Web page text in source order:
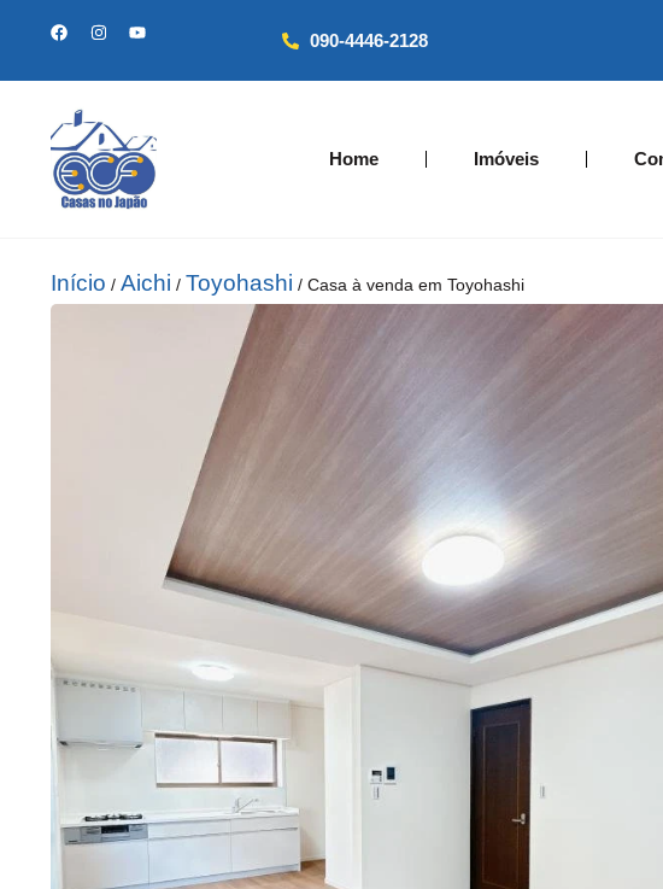
090-4446-2128
Home Imóveis
Início / Aichi / Toyohashi / Casa à venda em Toyohashi